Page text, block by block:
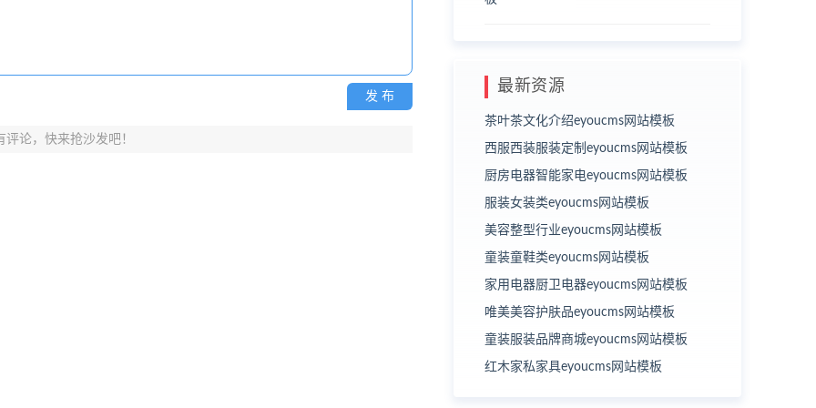
发 布
评论，快来抢沙发吧！
最新资源
茶叶茶文化介绍eyoucms网站模板
西服西装服装定制eyoucms网站模板
厨房电器智能家电eyoucms网站模板
服装女装类eyoucms网站模板
美容整型行业eyoucms网站模板
童装童鞋类eyoucms网站模板
家用电器厨卫电器eyoucms网站模板
唯美美容护肤品eyoucms网站模板
童装服装品牌商城eyoucms网站模板
红木家私家具eyoucms网站模板